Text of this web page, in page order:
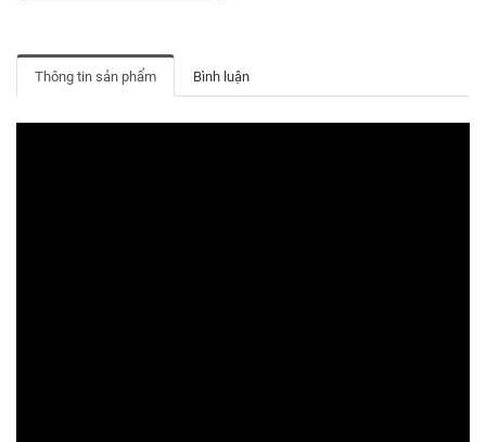
Thông tin sản phẩm Bình luận